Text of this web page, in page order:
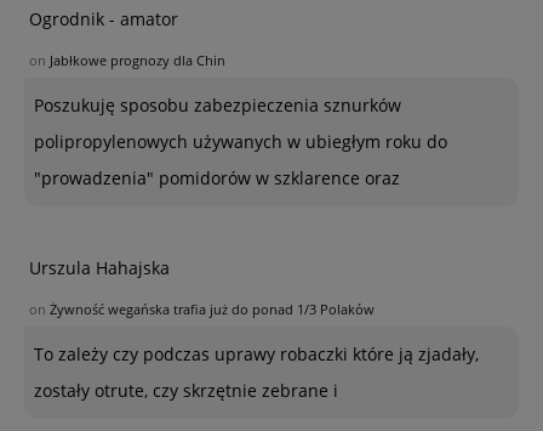
Ogrodnik - amator
on Jabłkowe prognozy dla Chin
Poszukuję sposobu zabezpieczenia sznurków
polipropylenowych używanych w ubiegłym roku do
"prowadzenia" pomidorów w szklarence oraz
Urszula Hahajska
on Żywność wegańska trafia już do ponad 1/3 Polaków
To zależy czy podczas uprawy robaczki które ją zjadały,
zostały otrute, czy skrzętnie zebrane i